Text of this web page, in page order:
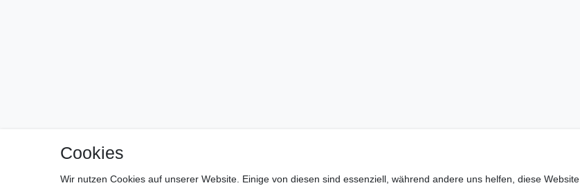
Cookies
Wir nutzen Cookies auf unserer Website. Einige von diesen sind essenziell, während andere uns helfen, diese Website